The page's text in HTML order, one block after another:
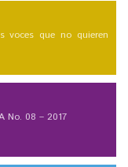
voces que no quieren
No. 08 – 2017